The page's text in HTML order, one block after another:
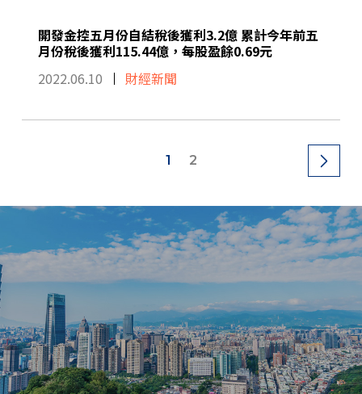
開發金控五月份自結稅後獲利3.2億 累計今年前五
月份稅後獲利115.44億，每股盈餘0.69元
2022.06.10
財經新聞
1 2